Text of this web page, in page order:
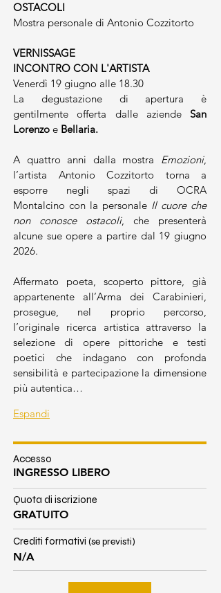
OSTACOLI
Mostra personale di Antonio Cozzitorto
VERNISSAGE
INCONTRO CON L'ARTISTA
Venerdì 19 giugno alle 18.30
La degustazione di apertura è
gentilmente offerta dalle aziende San
Lorenzo e Bellaria.
A quattro anni dalla mostra Emozioni,
l’artista Antonio Cozzitorto torna a
esporre negli spazi di OCRA
Montalcino con la personale Il cuore che
non conosce ostacoli, che presenterà
alcune sue opere a partire dal 19 giugno
2026.
Affermato poeta, scoperto pittore, già
appartenente all’Arma dei Carabinieri,
prosegue, nel proprio percorso,
l’originale ricerca artistica attraverso la
selezione di opere pittoriche e testi
poetici che indagano con profonda
sensibilità e partecipazione la dimensione
più autentica…
Espandi
Accesso
INGRESSO LIBERO
Quota di iscrizione
GRATUITO
Crediti formativi (se previsti)
N/A